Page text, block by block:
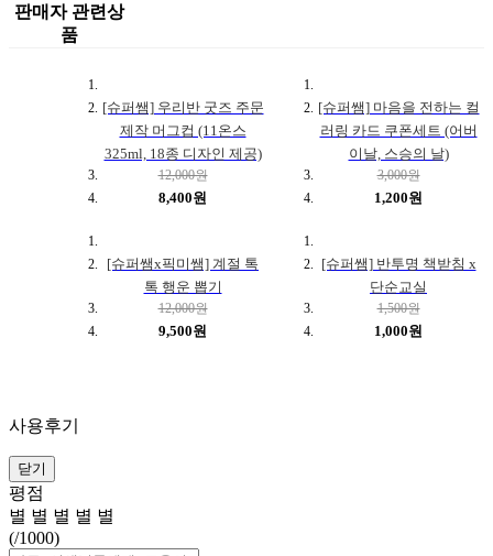
판매자 관련상
품
[슈퍼쌤] 우리반 굿즈 주문
제작 머그컵 (11온스
325ml, 18종 디자인 제공)
12,000원
8,400원
[슈퍼쌤] 마음을 전하는 컬
러링 카드 쿠폰세트 (어버
이날, 스승의 날)
3,000원
1,200원
[슈퍼쌤x픽미쌤] 계절 톡
톡 행운 뽑기
12,000원
9,500원
[슈퍼쌤] 반투명 책받침 x
단순교실
1,500원
1,000원
사용후기
닫기
평점
별 별 별 별 별
(/1000)